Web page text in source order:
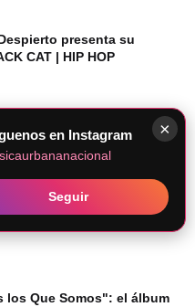
presenta su
CAT | HIP HOP
- Cada Vez Que
"Mi Voz", su más reciente
| Hip Hop Peruano
los Que Somos": el álbum
×
en Instagram
Seguir